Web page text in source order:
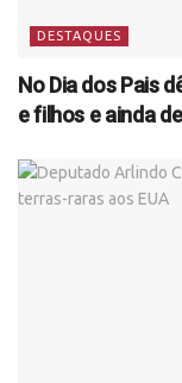
DESTAQUES
No Dia dos Pais
e filhos e ainda